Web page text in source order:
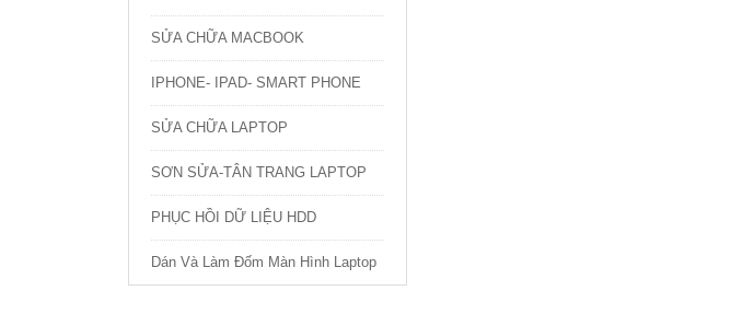
SỬA CHỮA MACBOOK
IPHONE- IPAD- SMART PHONE
SỬA CHỮA LAPTOP
SƠN SỬA-TÂN TRANG LAPTOP
PHỤC HỒI DỮ LIỆU HDD
Dán Và Làm Đốm Màn Hình Laptop